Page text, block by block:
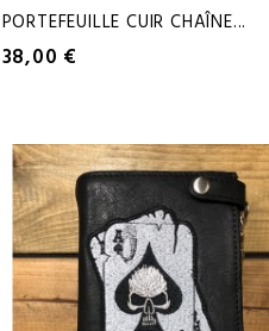
PORTEFEUILLE CUIR CHAÎNE...
38,00 €